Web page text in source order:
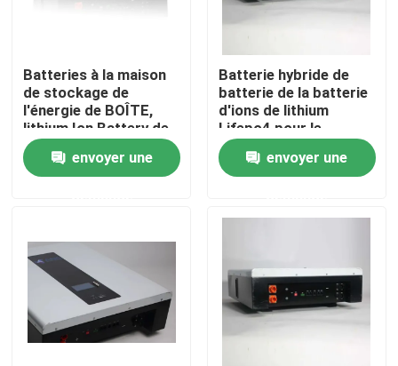
Aperçu
Produits
Batteries à la maison
de stockage de
l'énergie de BOÎTE,
lithium Ion Battery de
48v 100ah
envoyer une
Batterie hybride de
batterie de la batterie
d'ions de lithium
Lifepo4 pour le
système de stockage
de l'énergieenvoyer une